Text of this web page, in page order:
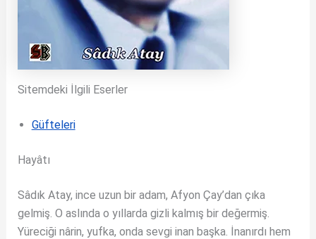
Sitemdeki İlgili Eserler
Güfteleri
Hayâtı
Sâdık Atay, ince uzun bir adam, Afyon Çay’dan çıka
gelmiş. O aslında o yıllarda gizli kalmış bir değermiş.
Yüreciği nârin, yufka, onda sevgi inan başka. İnanırdı hem